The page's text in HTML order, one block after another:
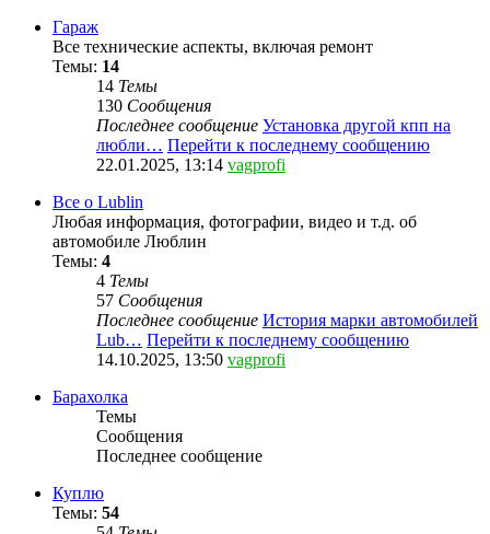
Гараж
Все технические аспекты, включая ремонт
Темы: 14
14 Темы
130 Сообщения
Последнее сообщение Установка другой кпп на
любли… Перейти к последнему сообщению
22.01.2025, 13:14 vagprofi
Все о Lublin
Любая информация, фотографии, видео и т.д. об
автомобиле Люблин
Темы: 4
4 Темы
57 Сообщения
Последнее сообщение История марки автомобилей
Lub… Перейти к последнему сообщению
14.10.2025, 13:50 vagprofi
Барахолка
Темы
Сообщения
Последнее сообщение
Куплю
Темы: 54